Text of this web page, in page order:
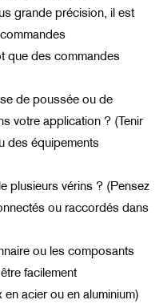
grande précision, il est
que des commandes
de poussée ou de
votre application ? (Tenir
des équipements
plusieurs vérins ? (Pensez
ou raccordés dans
ou les composants
facilement
acier ou en aluminium)